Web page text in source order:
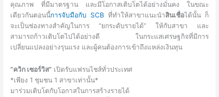
คุณภาพ ที่มีมาตรฐาน และมีโอกาสเติบโตได้อย่างมั่นคง ในขณะ
เดียวกันตอนนี้การจับมือกับ SCB ที่ทำให้สาขาแนะนำสินเชื่อได้นั้น ก็
จะเป็นช่องทางสำคัญในการ “ยกระดับรายได้” ให้กับสาขา และ
สามารถก้าวเติบโตไปได้อย่างดี ในกระแสเศรษฐกิจที่มีการ
เปลี่ยนแปลงอย่างรุนแรง และผู้คนต้องการเข้าถึงแหล่งเงินทุน
“ควิก เซอร์วิส” เปิดรับแฟรนไชส์ทั่วประเทศ
*เพียง 1 ชุมชน 1 สาขาเท่านั้น*
มาร่วมเติบโตกับโอกาสในการสร้างรายได้